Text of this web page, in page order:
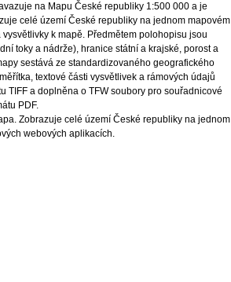
na Mapu České republiky 1:500 000 a je
celé území České republiky na jednom mapovém
k mapě. Předmětem polohopisu jsou
toky a nádrže), hranice státní a krajské, porost a
sestává ze standardizovaného geografického
textové části vysvětlivek a rámových údajů
TIFF a doplněna o TFW soubory pro souřadnicové
PDF.
Zobrazuje celé území České republiky na jednom
webových aplikacích.